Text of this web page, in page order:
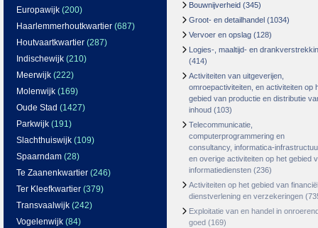
Europawijk (200)
Haarlemmerhoutkwartier (687)
Houtvaartkwartier (287)
Indischewijk (210)
Meerwijk (222)
Molenwijk (169)
Oude Stad (1427)
Parkwijk (191)
Slachthuiswijk (109)
Spaarndam (28)
Te Zaanenkwartier (246)
Ter Kleefkwartier (379)
Transvaalwijk (242)
Vogelenwijk (84)
Bouwnijverheid (345)
Groot- en detailhandel (1034)
Vervoer en opslag (128)
Logies-, maaltijd- en
(414)
Activiteiten van uitgeverijen,
omroepactiviteiten, en activiteiten op
gebied van productie en distributie
inhoud (103)
Telecommunicatie,
computerprogrammering en
consultancy, informatica-
en overige activiteiten op het gebied
informatiediensten (236)
Activiteiten op het gebied van
dienstverlening en verzekeringen
Exploitatie van en handel in
goed (169)